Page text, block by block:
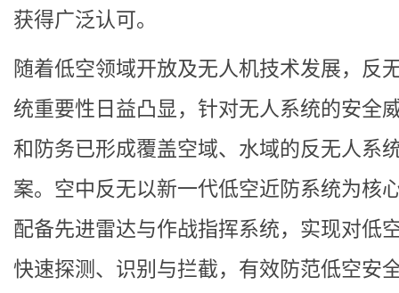
获得广泛认可。
随着低空领域开放及无人机技术发展，反
统重要性日益凸显，针对无人系统的安全
和防务已形成覆盖空域、水域的反无人系
案。空中反无以新一代低空近防系统为核
配备先进雷达与作战指挥系统，实现对低
快速探测、识别与拦截，有效防范低空安